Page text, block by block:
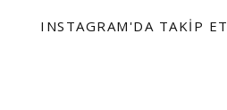
INSTAGRAM'DA TAKIP ET